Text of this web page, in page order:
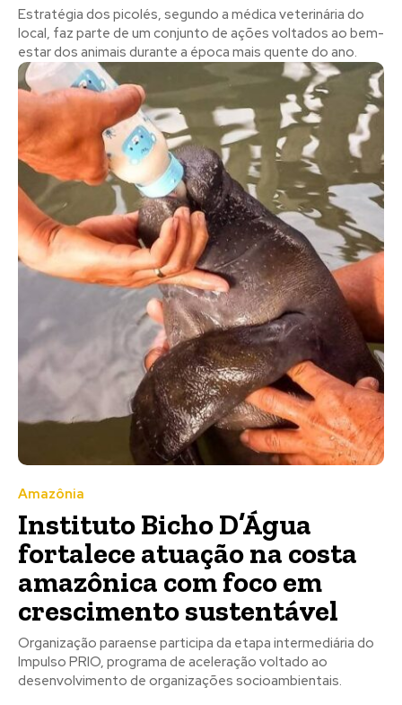
Estratégia dos picolés, segundo a médica veterinária do
local, faz parte de um conjunto de ações voltados ao bem-
estar dos animais durante a época mais quente do ano.
Amazônia
Instituto Bicho D’Água
fortalece atuação na costa
amazônica com foco em
crescimento sustentável
Organização paraense participa da etapa intermediária do
Impulso PRIO, programa de aceleração voltado ao
desenvolvimento de organizações socioambientais.